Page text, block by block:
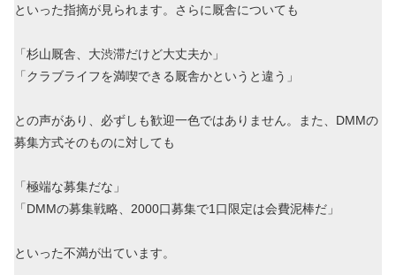
といった指摘が見られます。さらに厩舎についても
「杉山厩舎、大渋滞だけど大丈夫か」
「クラブライフを満喫できる厩舎かというと違う」
との声があり、必ずしも歓迎一色ではありません。また、DMMの
募集方式そのものに対しても
「極端な募集だな」
「DMMの募集戦略、2000口募集で1口限定は会費泥棒だ」
といった不満が出ています。